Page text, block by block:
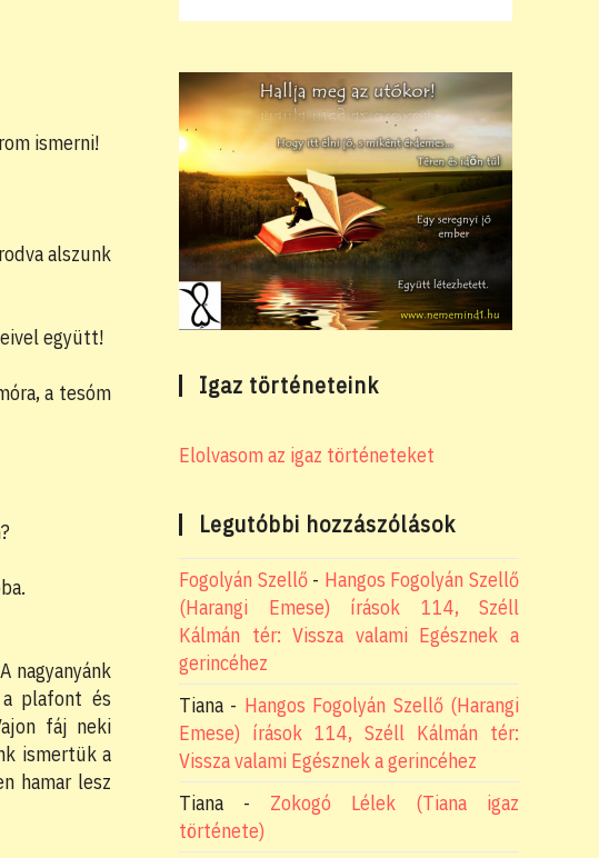
ismerni!
alszunk
együtt!
a tesóm
nagyanyánk
plafont és
fáj neki
ismertük a
hamar lesz
Igaz történeteink
Elolvasom az igaz történeteket
Legutóbbi hozzászólások
Fogolyán Szellő- Hangos Fogolyán Szellő
(Harangi Emese) írások 114, Széll
Kálmán tér: Vissza valami Egésznek a
gerincéhez
Tiana - Hangos Fogolyán Szellő (Harangi
Emese) írások 114, Széll Kálmán tér:
Vissza valami Egésznek a gerincéhez
Tiana - Zokogó Lélek (Tiana igaz
története)